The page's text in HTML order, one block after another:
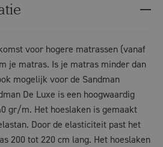
voor hogere matrassen (vanaf
je matras. Is je matras minder dan
mogelijk voor de Sandman
De Luxe is een hoogwaardig
gr/m. Het hoeslaken is gemaakt
Door de elasticiteit past het
200 tot 220 cm lang. Het hoeslaken